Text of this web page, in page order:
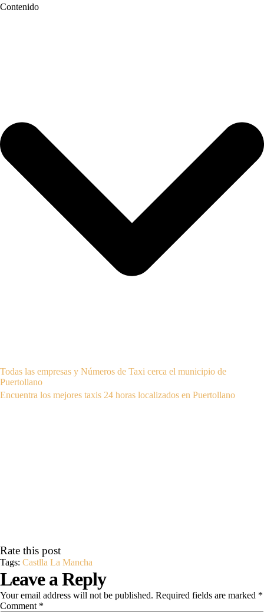
Contenido
Todas las empresas y Números de Taxi cerca el municipio de
Puertollano
Encuentra los mejores taxis 24 horas localizados en Puertollano
Rate this post
Tags: Castlla La Mancha
Leave a Reply
Your email address will not be published. Required fields are marked *
Comment *